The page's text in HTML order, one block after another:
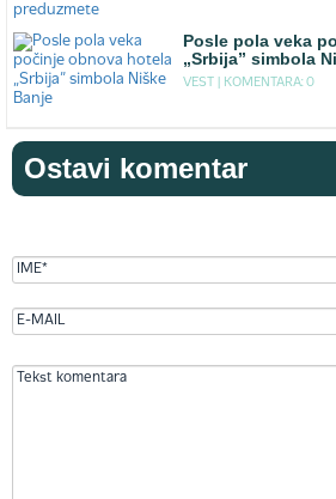
Posle pola veka
„Srbija” simbola
VEST | KOMENTARA: 0
Ostavi komentar